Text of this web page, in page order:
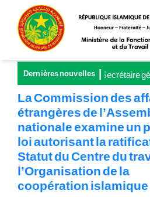
contenu
principal
Dernières nouvellesLe Secrétaire général
Ministère de la
publique et du Travail
préside le lancement
Grande Campagne
nationale pour la
couverture
la sécurité sociale
La Commission des
étrangères de
nationale examine un
loi autorisant la
Statut du Centre du
l’Organisation de la
coopération islamique